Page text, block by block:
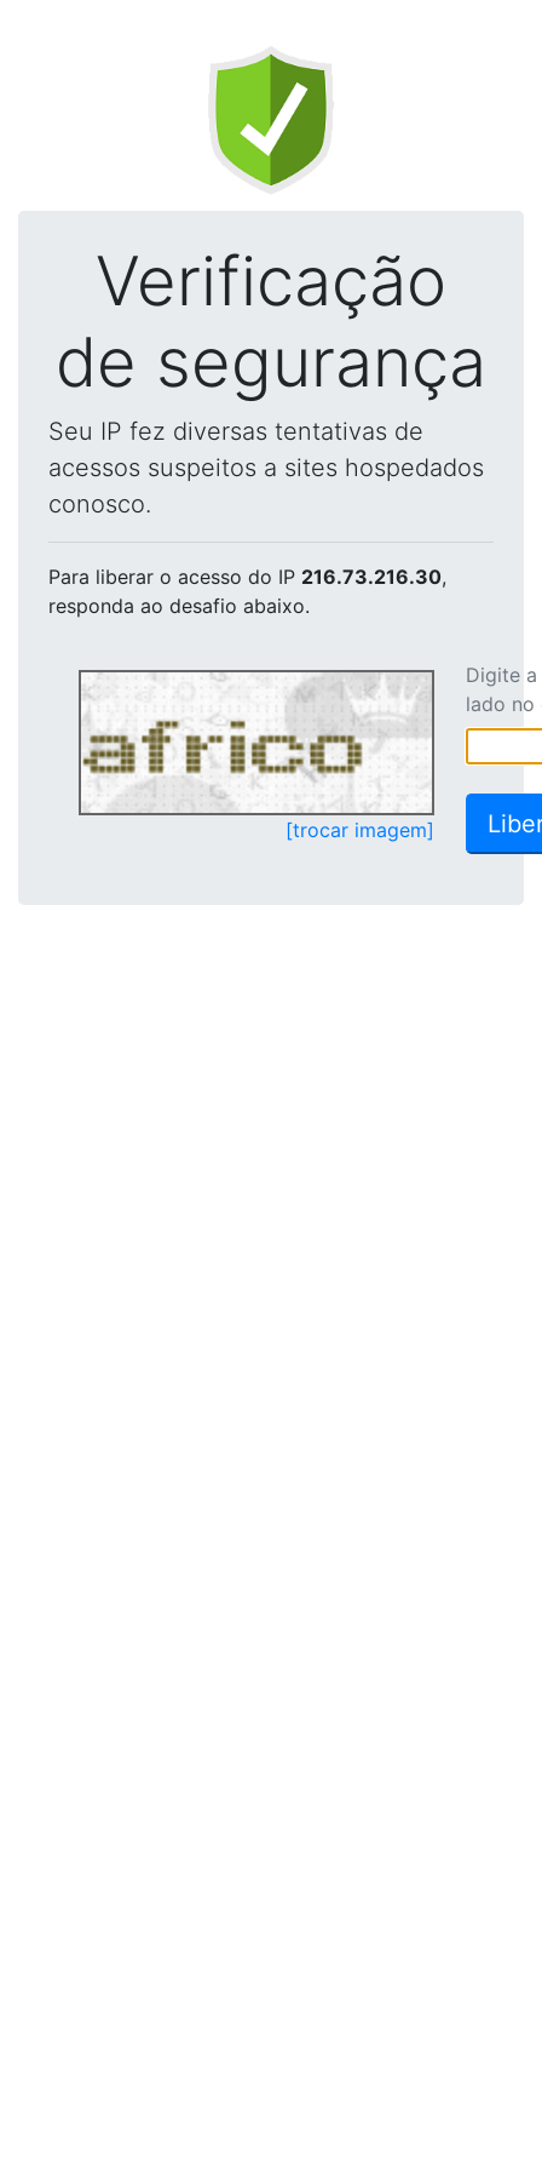
Verificação
de segurança
Seu IP fez diversas tentativas de
acessos suspeitos a sites hospedados
conosco.
Para liberar o acesso do IP 216.73.216.30,
responda ao desafio abaixo.
[trocar imagem]
Digite
lado no